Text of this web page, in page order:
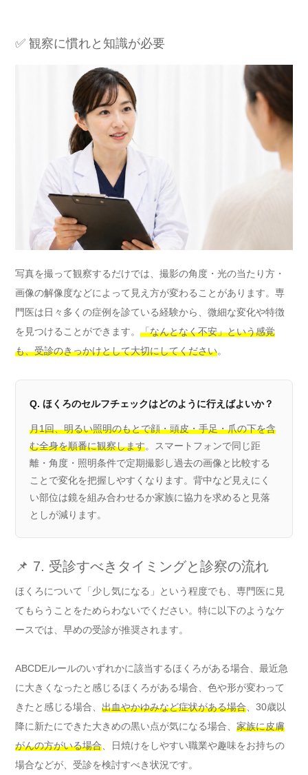
✅ 観察に慣れと知識が必要
写真を撮って観察するだけでは、撮影の角度・光の当たり方・
画像の解像度などによって見え方が変わることがあります。専
門医は日々多くの症例を診ている経験から、微細な変化や特徴
を見つけることができます。 「なんとなく不安」という感覚
も、受診のきっかけとして大切にしてください。
Q. ほくろのセルフチェックはどのように行えばよいか？
月1回、明るい照明のもとで顔・頭皮・手足・爪の下を含
む全身を順番に観察します。スマートフォンで同じ距
離・角度・照明条件で定期撮影し過去の画像と比較する
ことで変化を把握しやすくなります。背中など見えにく
い部位は鏡を組み合わせるか家族に協力を求めると見落
としが減ります。
📌 7. 受診すべきタイミングと診察の流れ
ほくろについて「少し気になる」という程度でも、専門医に見
てもらうことをためらわないでください。特に以下のようなケ
ースでは、早めの受診が推奨されます。
ABCDEルールのいずれかに該当するほくろがある場合、最近急
に大きくなったと感じるほくろがある場合、色や形が変わって
きたと感じる場合、 出血やかゆみなど症状がある場合、30歳以
降に新たにできた大きめの黒い点が気になる場合、 家族に皮膚
がんの方がいる場合、日焼けをしやすい職業や趣味をお持ちの
場合などが、受診を検討すべき状況です。